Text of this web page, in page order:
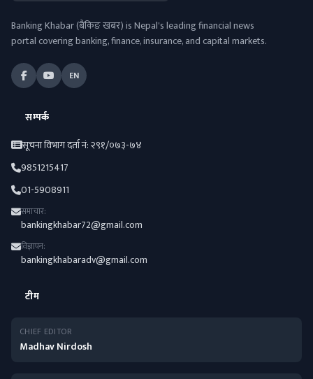
Banking Khabar (बैंकिङ खबर) is Nepal's leading financial news
portal covering banking, finance, insurance, and capital markets.
EN
सम्पर्क
सूचना विभाग दर्ता नं: २९१/०७३-७४
9851215417
01-5908911
समाचार:
bankingkhabar72@gmail.com
विज्ञापन:
bankingkhabaradv@gmail.com
टीम
CHIEF EDITOR
Madhav Nirdosh